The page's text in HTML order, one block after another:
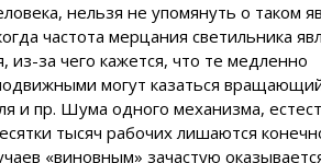
нельзя не упомянуть о таком
частота мерцания светильника
из-за чего кажется, что те медленно
могут казаться
и пр. Шума одного механизма,
тысяч рабочих лишаются
«виновным» зачастую